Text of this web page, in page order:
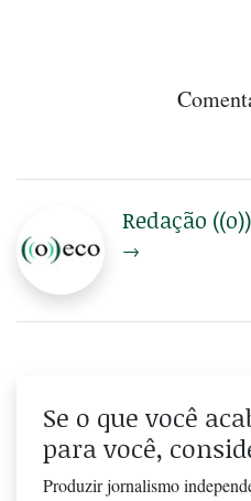
Redação
→
Se o que você
para você,
Produzir jornalismo